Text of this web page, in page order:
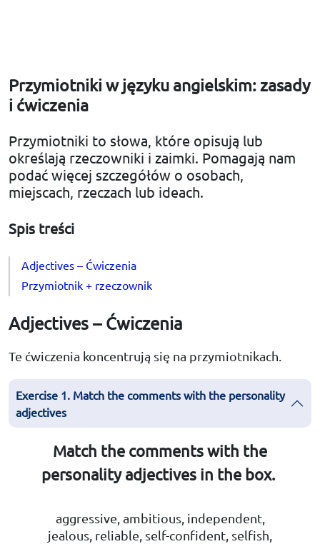
Przymiotniki w języku angielskim: zasady
i ćwiczenia
Przymiotniki to słowa, które opisują lub
określają rzeczowniki i zaimki. Pomagają nam
podać więcej szczegółów o osobach,
miejscach, rzeczach lub ideach.
Spis treści
Adjectives – Ćwiczenia
Przymiotnik + rzeczownik
Adjectives – Ćwiczenia
Te ćwiczenia koncentrują się na przymiotnikach.
Exercise 1. Match the comments with the personality
adjectives
Match the comments with the
personality adjectives in the box.
aggressive, ambitious, independent,
jealous, reliable, self-confident, selfish,